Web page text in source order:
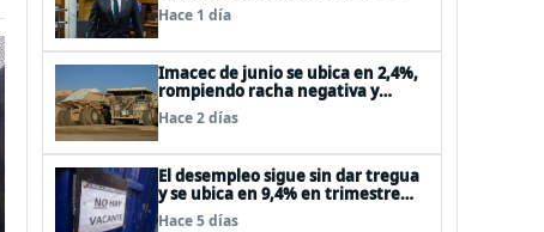
Hace 1 día
Imacec de junio se ubica en 2,4%,
rompiendo racha negativa y
supera las expectativas
Hace 2 días
El desempleo sigue sin dar tregua
y se ubica en 9,4% en trimestre
abril-junio
Hace 5 días